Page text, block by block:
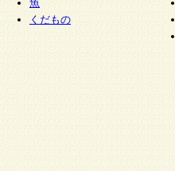
魚
くだもの